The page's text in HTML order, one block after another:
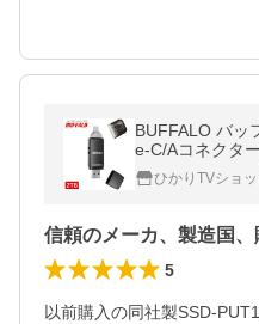
BUFFALO バッ
e-C/Aコネクタ
TB SSD-
ひかりTVショ
信頼のメーカ、製造国、
5
以前購入の同社製SSD-